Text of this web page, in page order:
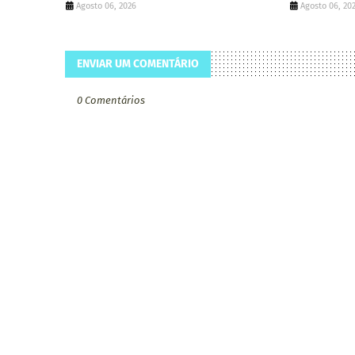
Agosto 06, 2026 Agosto 06,
ENVIAR UM COMENTÁRIO
0 Comentários